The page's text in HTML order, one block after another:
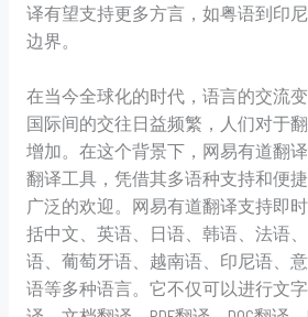
译有望支持更多方言，如粤语到印
边界。
在当今全球化的时代，语言的交流
国际间的交往日益频繁，人们对于
增加。在这个背景下，网易有道翻
翻译工具，凭借其多语种支持和便
广泛的欢迎。网易有道翻译支持即
括中文、英语、日语、韩语、法语
语、葡萄牙语、越南语、印尼语、
语等多种语言。它不仅可以进行文